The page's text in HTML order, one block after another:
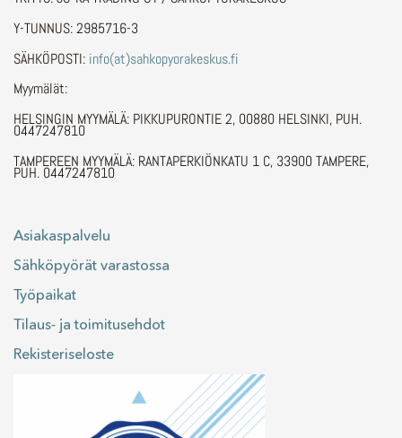
Y-TUNNUS: 2985716-3
SÄHKÖPOSTI: info(at)sahkopyorakeskus.fi
Myymälät:
HELSINGIN MYYMÄLÄ: PIKKUPURONTIE 2, 00880 HELSINKI, PUH.
0447247810
TAMPEREEN MYYMÄLÄ: RANTAPERKIÖNKATU 1 C, 33900 TAMPERE,
PUH. 0447247810
Asiakaspalvelu
Sähköpyörät varastossa
Työpaikat
Tilaus- ja toimitusehdot
Rekisteriseloste